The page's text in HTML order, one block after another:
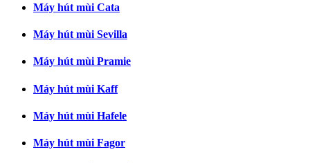
Máy hút mùi Cata
Máy hút mùi Sevilla
Máy hút mùi Pramie
Máy hút mùi Kaff
Máy hút mùi Hafele
Máy hút mùi Fagor